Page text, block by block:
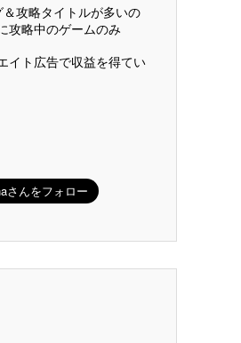
攻略タイトルが多いの
攻略中のゲームのみ
イト広告で収益を得てい